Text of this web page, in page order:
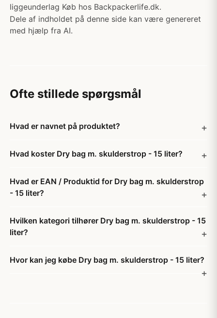
liggeunderlag Køb hos Backpackerlife.dk.
Dele af indholdet på denne side kan være genereret
med hjælp fra AI.
Ofte stillede spørgsmål
Hvad er navnet på produktet?
Hvad koster Dry bag m. skulderstrop - 15 liter?
Hvad er EAN / Produktid for Dry bag m. skulderstrop
- 15 liter?
Hvilken kategori tilhører Dry bag m. skulderstrop - 15
liter?
Hvor kan jeg købe Dry bag m. skulderstrop - 15 liter?